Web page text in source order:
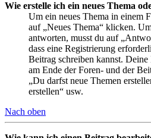
Wie erstelle ich ein neues Thema
Um ein neues Thema in einem
auf „Neues Thema“ klicken.
antworten, musst du auf
dass eine Registrierung
Beitrag schreiben kannst.
am Ende der Foren- und der
„Du darfst neue Themen
erstellen“ usw.
Nach oben